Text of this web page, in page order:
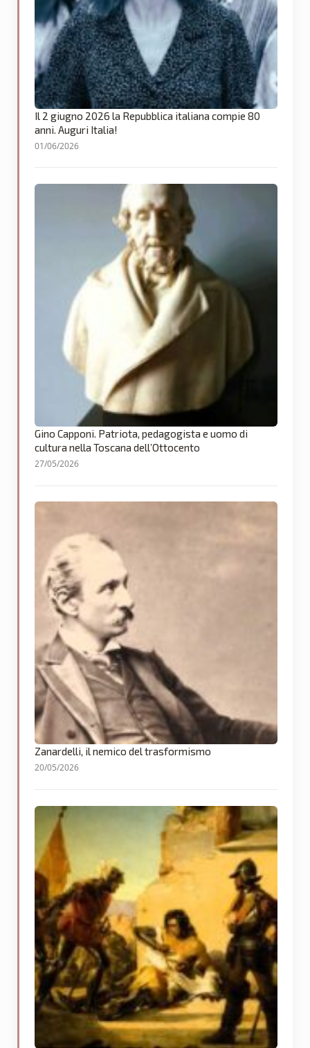
Il 2 giugno 2026 la Repubblica italiana compie 80
anni. Auguri Italia!
01/06/2026
Gino Capponi. Patriota, pedagogista e uomo di
cultura nella Toscana dell’Ottocento
27/05/2026
Zanardelli, il nemico del trasformismo
20/05/2026